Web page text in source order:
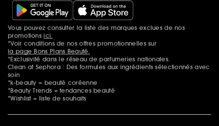
Mentions additionnelles
Vous pouvez consulter la liste des marques exclues de nos
promotionsici.
*Voir conditions de nos offres promotionnelles sur
la page Bons Plans Beauté.
*Exclusivité dans le réseau de parfumeries nationales.
Clean at Sephora : Des formules aux ingrédients sélectionnés avec
soin
*k-beauty = beauté coréenne
*Beauty Trends = tendances beauté
*Wishlist = liste de souhaits